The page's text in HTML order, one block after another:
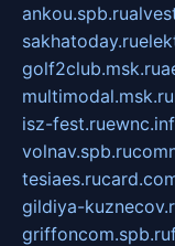
ankou.spb.ru
sakhatoday.ru
golf2club.msk.ru
multimodal.msk.ru
isz-fest.ru
volnav.spb.ru
tesiaes.ru
gildiya-
griffoncom.spb.ru